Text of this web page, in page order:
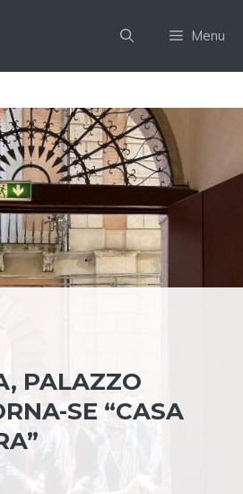
Menu
PALAZZO
SE “CASA